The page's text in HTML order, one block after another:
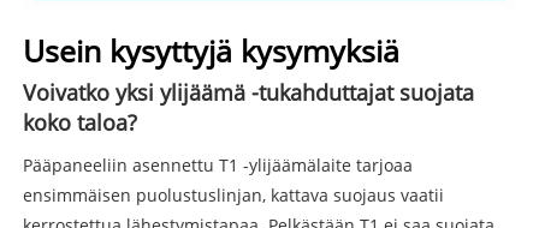
Usein kysyttyjä kysymyksiä
Voivatko yksi ylijäämä -tukahduttajat suojata
koko taloa?
Pääpaneeliin asennettu T1 -ylijäämälaite tarjoaa
ensimmäisen puolustuslinjan, kattava suojaus vaatii